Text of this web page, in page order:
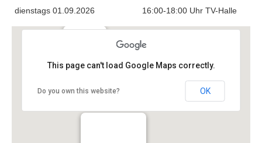
dienstags 01.09.2026 16:00-18:00 Uhr TV-Halle
TV-Halle
This page can't load Google Maps correctly.
Do you own this website? OK